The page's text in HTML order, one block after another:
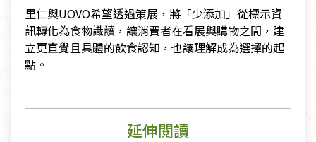
里仁與UOVO希望透過策展，將「少添加」從標示資
訊轉化為食物識讀，讓消費者在看展與購物之間，建
立更直覺且具體的飲食認知，也讓理解成為選擇的起
點。
延伸閱讀